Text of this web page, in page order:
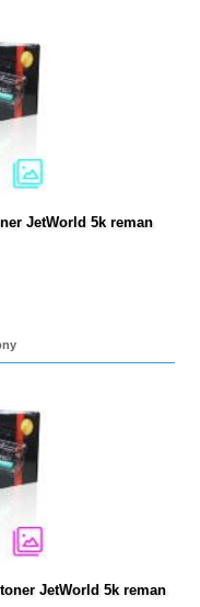
JetWorld 5k reman
JetWorld 5k reman